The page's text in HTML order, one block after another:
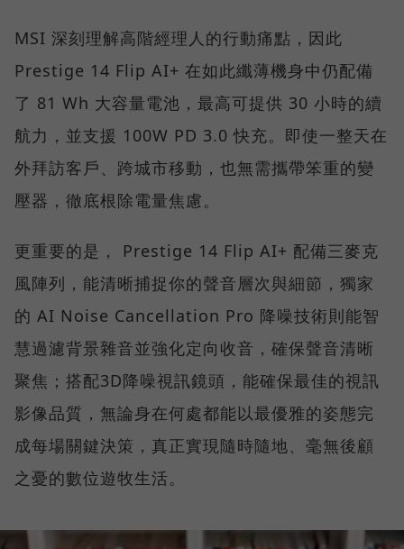
MSI 深刻理解高階經理人的行動痛點，因此
Prestige 14 Flip AI+ 在如此纖薄機身中仍配備
了 81 Wh 大容量電池，最高可提供 30 小時的續
航力，並支援 100W PD 3.0 快充。即使一整天在
外拜訪客戶、跨城市移動，也無需攜帶笨重的變
壓器，徹底根除電量焦慮。
更重要的是， Prestige 14 Flip AI+ 配備三麥克
風陣列，能清晰捕捉你的聲音層次與細節，獨家
的 AI Noise Cancellation Pro 降噪技術則能智
慧過濾背景雜音並強化定向收音，確保聲音清晰
聚焦；搭配3D降噪視訊鏡頭，能確保最佳的視訊
影像品質，無論身在何處都能以最優雅的姿態完
成每場關鍵決策，真正實現隨時隨地、毫無後顧
之憂的數位遊牧生活。